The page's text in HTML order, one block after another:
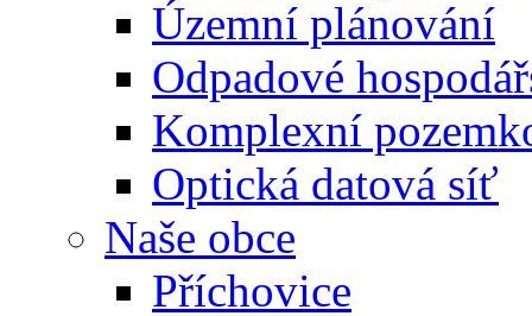
Územní plánování
Odpadové
Komplexní
Optická datová síť
Naše obce
Příchovice